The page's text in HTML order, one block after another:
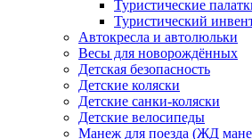
Туристические
Туристический
Автокресла и автолюльки
Весы для новорождённых
Детская безопасность
Детские коляски
Детские санки-коляски
Детские велосипеды
Манеж для поезда (ЖД